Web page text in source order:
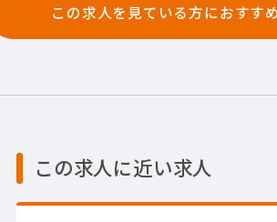
この求人を見ている方におすす
この求人に近い求人